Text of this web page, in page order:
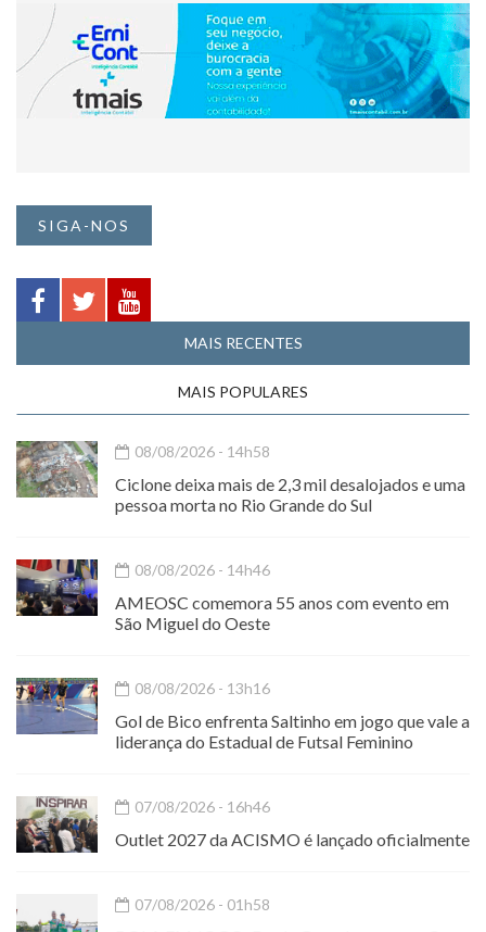
SIGA-NOS
MAIS RECENTES
MAIS POPULARES
08/08/2026 - 14h58
Ciclone deixa mais de 2,3 mil desalojados e uma
pessoa morta no Rio Grande do Sul
08/08/2026 - 14h46
AMEOSC comemora 55 anos com evento em
São Miguel do Oeste
08/08/2026 - 13h16
Gol de Bico enfrenta Saltinho em jogo que vale a
liderança do Estadual de Futsal Feminino
07/08/2026 - 16h46
Outlet 2027 da ACISMO é lançado oficialmente
07/08/2026 - 01h58